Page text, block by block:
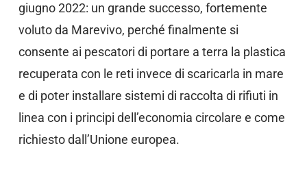
giugno 2022: un grande successo, fortemente
voluto da Marevivo, perché finalmente si
consente ai pescatori di portare a terra la plastica
recuperata con le reti invece di scaricarla in mare
e di poter installare sistemi di raccolta di rifiuti in
linea con i principi dell’economia circolare e come
richiesto dall’Unione europea.